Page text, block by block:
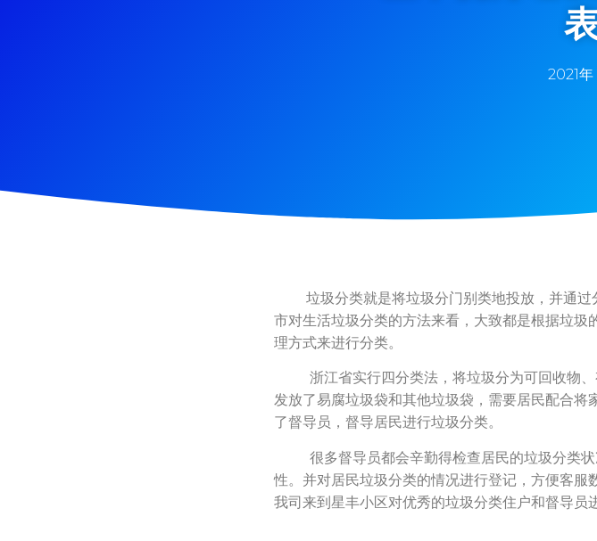
2021年
垃圾分类就是将垃圾分门别类地投放，并通过
市对生活垃圾分类的方法来看，大致都是根据垃
理方式来进行分类。
浙江省实行四分类法，将垃圾分为可回收物、
发放了易腐垃圾袋和其他垃圾袋，需要居民配合
了督导员，督导居民进行垃圾分类。
很多督导员都会辛勤得检查居民的垃圾分类状
性。并对居民垃圾分类的情况进行登记，方便客
我司来到星丰小区对优秀的垃圾分类住户和督导员